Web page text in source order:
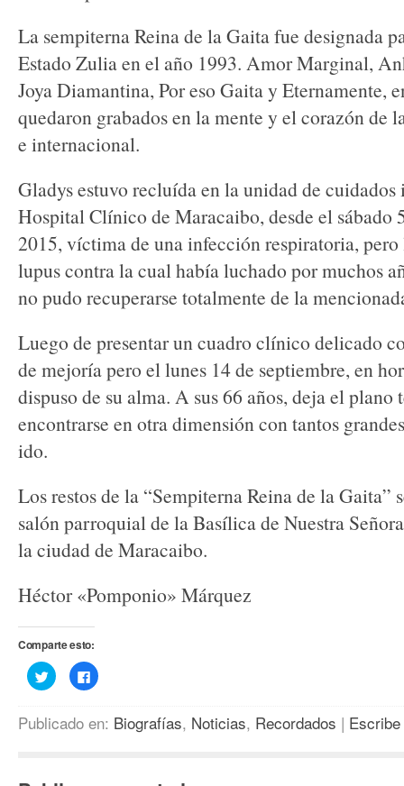
La sempiterna Reina de la Gaita fue designada
Estado Zulia en el año 1993. Amor Marginal,
Joya Diamantina, Por eso Gaita y Eternamente,
quedaron grabados en la mente y el corazón de
e internacional.
Gladys estuvo recluída en la unidad de cuidados
Hospital Clínico de Maracaibo, desde el sábado
2015, víctima de una infección respiratoria,
lupus contra la cual había luchado por muchos
no pudo recuperarse totalmente de la
Luego de presentar un cuadro clínico delicado
de mejoría pero el lunes 14 de septiembre, en
dispuso de su alma. A sus 66 años, deja el plano
encontrarse en otra dimensión con tantos
ido.
Los restos de la “Sempiterna Reina de la Gaita”
salón parroquial de la Basílica de Nuestra
la ciudad de Maracaibo.
Héctor «Pomponio» Márquez
Comparte esto:
Haz
clic
en
Twitter
ventana
Haz
clic
Facebook
Publicado en: Biografías, Noticias, Recordados |